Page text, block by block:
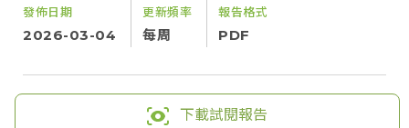
發佈日期
2026-03-04
更新頻率
每周
報告格式
PDF
下載試閱報告